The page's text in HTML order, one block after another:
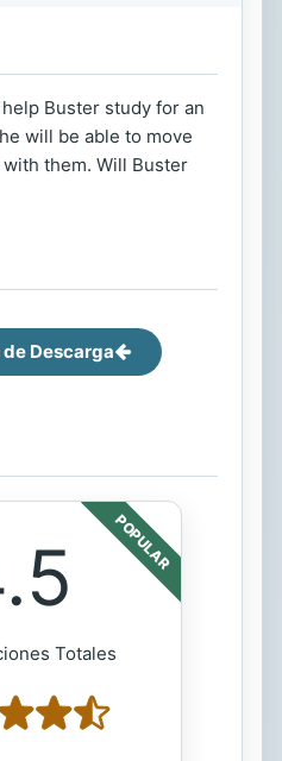
Buster study for an
will be able to move
them. Will Buster
Descarga
POPULAR
Totales